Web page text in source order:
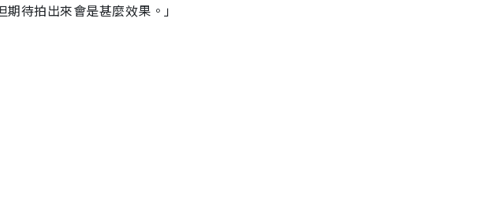
待拍出來會是甚麼效果。」